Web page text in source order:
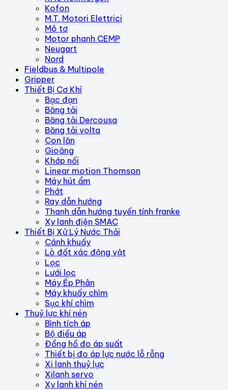
Kofon
M.T. Motori Elettrici
Mô tơ
Motor phanh CEMP
Neugart
Nord
Fieldbus & Multipole
Gripper
Thiết Bị Cơ Khí
Bạc đạn
Băng tải
Băng tải Dercousa
Băng tải volta
Con lăn
Gioăng
Khớp nối
Linear motion Thomson
Máy hút ẩm
Phớt
Ray dẫn hướng
Thanh dẫn hướng tuyến tính franke
Xy lanh điện SMAC
Thiết Bị Xử Lý Nước Thải
Cánh khuấy
Lò đốt xác động vật
Lọc
Lưới lọc
Máy Ép Phân
Máy khuấy chìm
Sục khí chìm
Thuỷ lực khí nén
Bình tích áp
Bộ điều áp
Đồng hồ đo áp suất
Thiết bị đo áp lực nước lỗ rỗng
Xi lanh thuỷ lực
Xilanh servo
Xy lanh khí nén